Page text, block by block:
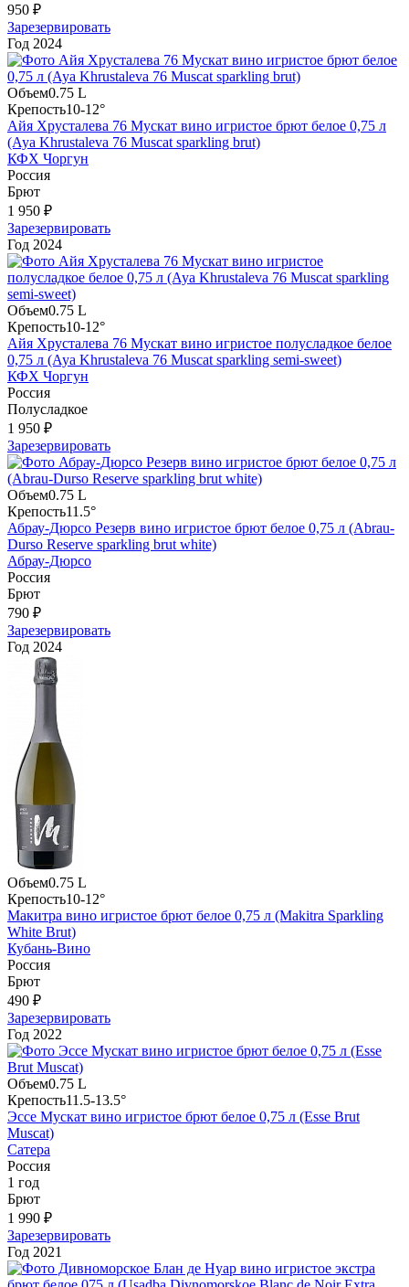
950 ₽
Зарезервировать
Год 2024
Объем0.75 L
Крепость10-12°
Айя Хрусталева 76 Мускат вино игристое брют белое 0,75 л
(Aya Khrustaleva 76 Muscat sparkling brut)
КФХ Чоргун
Россия
Брют
1 950 ₽
Зарезервировать
Год 2024
Объем0.75 L
Крепость10-12°
Айя Хрусталева 76 Мускат вино игристое полусладкое белое
0,75 л (Aya Khrustaleva 76 Muscat sparkling semi-sweet)
КФХ Чоргун
Россия
Полусладкое
1 950 ₽
Зарезервировать
Объем0.75 L
Крепость11.5°
Абрау-Дюрсо Резерв вино игристое брют белое 0,75 л (Abrau-
Durso Reserve sparkling brut white)
Абрау-Дюрсо
Россия
Брют
790 ₽
Зарезервировать
Год 2024
Объем0.75 L
Крепость10-12°
Макитра вино игристое брют белое 0,75 л (Makitra Sparkling
White Brut)
Кубань-Вино
Россия
Брют
490 ₽
Зарезервировать
Год 2022
Объем0.75 L
Крепость11.5-13.5°
Эссе Мускат вино игристое брют белое 0,75 л (Esse Brut
Muscat)
Сатера
Россия
1 год
Брют
1 990 ₽
Зарезервировать
Год 2021